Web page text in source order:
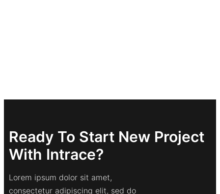
Ready To Start New Project
With Intrace?
Lorem ipsum dolor sit amet,
consectetur adipiscing elit, sed do